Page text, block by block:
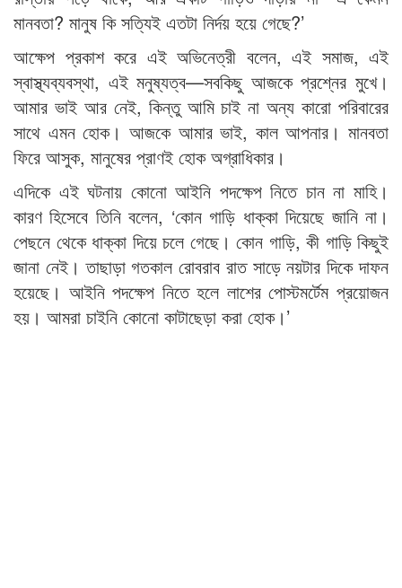
মানবতা? মানুষ কি সত্যিই এতটা নির্দয় হয়ে গেছে?’
আক্ষেপ প্রকাশ করে এই অভিনেত্রী বলেন, এই সমাজ, এই
স্বাস্থ্যব্যবস্থা, এই মনুষ্যত্ব—সবকিছু আজকে প্রশ্নের মুখে।
আমার ভাই আর নেই, কিন্তু আমি চাই না অন্য কারো পরিবারের
সাথে এমন হোক। আজকে আমার ভাই, কাল আপনার। মানবতা
ফিরে আসুক, মানুষের প্রাণই হোক অগ্রাধিকার।
এদিকে এই ঘটনায় কোনো আইনি পদক্ষেপ নিতে চান না মাহি।
কারণ হিসেবে তিনি বলেন, ‘কোন গাড়ি ধাক্কা দিয়েছে জানি না।
পেছনে থেকে ধাক্কা দিয়ে চলে গেছে। কোন গাড়ি, কী গাড়ি কিছুই
জানা নেই। তাছাড়া গতকাল রোবরাব রাত সাড়ে নয়টার দিকে দাফন
হয়েছে। আইনি পদক্ষেপ নিতে হলে লাশের পোস্টমর্টেম প্রয়োজন
হয়। আমরা চাইনি কোনো কাটাছেড়া করা হোক।’